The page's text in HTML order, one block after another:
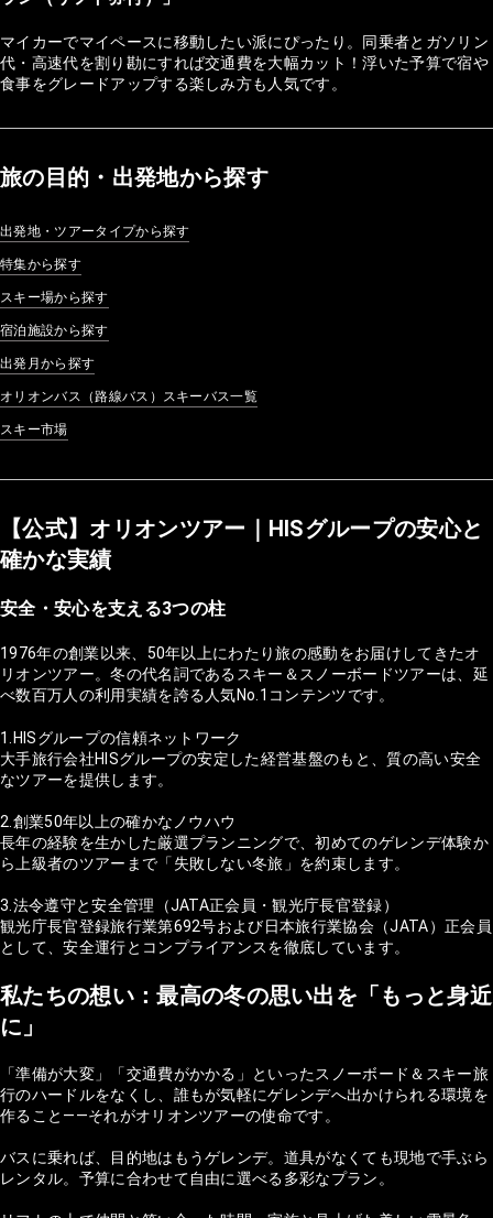
マイカーでマイペースに移動したい派にぴったり。同乗者とガソリン
代・高速代を割り勘にすれば交通費を大幅カット！浮いた予算で宿や
食事をグレードアップする楽しみ方も人気です。
旅の目的・出発地から探す
出発地・ツアータイプから探す
特集から探す
スキー場から探す
宿泊施設から探す
出発月から探す
オリオンバス（路線バス）スキーバス一覧
スキー市場
【公式】オリオンツアー｜HISグループの安心と
確かな実績
安全・安心を支える3つの柱
1976年の創業以来、50年以上にわたり旅の感動をお届けしてきたオ
リオンツアー。冬の代名詞であるスキー＆スノーボードツアーは、延
べ数百万人の利用実績を誇る人気No.1コンテンツです。
1.HISグループの信頼ネットワーク
大手旅行会社HISグループの安定した経営基盤のもと、質の高い安全
なツアーを提供します。
2.創業50年以上の確かなノウハウ
長年の経験を生かした厳選プランニングで、初めてのゲレンデ体験か
ら上級者のツアーまで「失敗しない冬旅」を約束します。
3.法令遵守と安全管理（JATA正会員・観光庁長官登録）
観光庁長官登録旅行業第692号および日本旅行業協会（JATA）正会員
として、安全運行とコンプライアンスを徹底しています。
私たちの想い：最高の冬の思い出を「もっと身近
に」
「準備が大変」「交通費がかかる」といったスノーボード＆スキー旅
行のハードルをなくし、誰もが気軽にゲレンデへ出かけられる環境を
作ること——それがオリオンツアーの使命です。
バスに乗れば、目的地はもうゲレンデ。道具がなくても現地で手ぶら
レンタル。予算に合わせて自由に選べる多彩なプラン。